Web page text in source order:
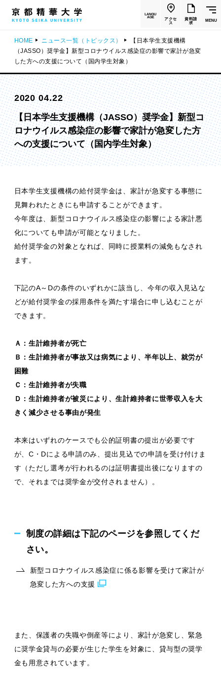
LANGU
AGE
アクセ
ス
資料請
求
MENU
HOME ニュース一覧（トピックス）
【日本学生支援機構
（JASSO）奨学金】新型コロナウイルス感染症の影響で家計が急変
した方への支援について（国内学生対象）
2020 04.22
【日本学生支援機構（JASSO）奨学金】新型コ
ロナウイルス感染症の影響で家計が急変した方
への支援について（国内学生対象）
日本学生支援機構の給付奨学金は、家計が急変する事態に
見舞われたときにも申請することができます。
今年度は、新型コロナウイルス感染症の影響による家計悪
化についても申請が可能となりました。
給付奨学金の対象となれば、同時に授業料の減免もなされ
ます。
下記のA～Dの条件のいずれかに該当し、今年の収入見込な
どが給付奨学金の採用条件を満たす場合に申し込むことが
できます。
Ａ：生計維持者が死亡
Ｂ：生計維持者が事故又は病気により、半年以上、就労が
困難
Ｃ：生計維持者が失職
Ｄ：生計維持者が被災により、生計維持者に世帯収入を大
きく減少させる事由が発生
本来はいずれのケースでも公的証明書の提出が必要です
が、C・Dによる申請のみ、提出見込での申請を受け付けま
す（ただし選考が行われるのは証明書提出後になりますの
で、それまでは奨学金が交付されません）。
制度の詳細は下記のページを参照してくだ
さい。
新型コロナウイルス感染症に係る影響を受けて家計が
急変した方への支援
また、保護者の失職や倒産等により、家計が急変し、緊急
に奨学金貸与の必要が生じた学生を対象に、貸与型の奨学
金も用意されています。